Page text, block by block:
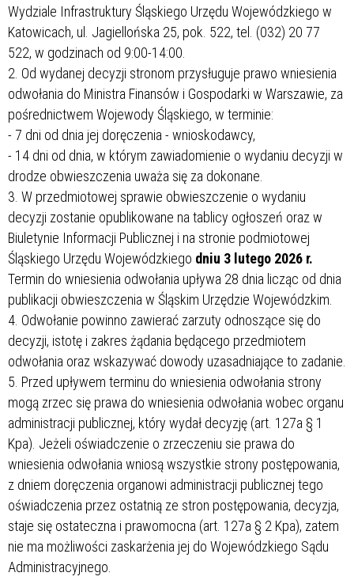
Wydziale Infrastruktury Śląskiego Urzędu Wojewódzkiego w
Katowicach, ul. Jagiellońska 25, pok. 522, tel. (032) 20 77
522, w godzinach od 9:00-14:00.
2. Od wydanej decyzji stronom przysługuje prawo wniesienia
odwołania do Ministra Finansów i Gospodarki w Warszawie, za
pośrednictwem Wojewody Śląskiego, w terminie:
- 7 dni od dnia jej doręczenia - wnioskodawcy,
- 14 dni od dnia, w którym zawiadomienie o wydaniu decyzji w
drodze obwieszczenia uważa się za dokonane.
3. W przedmiotowej sprawie obwieszczenie o wydaniu
decyzji zostanie opublikowane na tablicy ogłoszeń oraz w
Biuletynie Informacji Publicznej i na stronie podmiotowej
Śląskiego Urzędu Wojewódzkiego dniu 3 lutego 2026 r.
Termin do wniesienia odwołania upływa 28 dnia licząc od dnia
publikacji obwieszczenia w Śląskim Urzędzie Wojewódzkim.
4. Odwołanie powinno zawierać zarzuty odnoszące się do
decyzji, istotę i zakres żądania będącego przedmiotem
odwołania oraz wskazywać dowody uzasadniające to zadanie.
5. Przed upływem terminu do wniesienia odwołania strony
mogą zrzec się prawa do wniesienia odwołania wobec organu
administracji publicznej, który wydał decyzję (art. 127a § 1
Kpa). Jeżeli oświadczenie o zrzeczeniu sie prawa do
wniesienia odwołania wniosą wszystkie strony postępowania,
z dniem doręczenia organowi administracji publicznej tego
oświadczenia przez ostatnią ze stron postępowania, decyzja,
staje się ostateczna i prawomocna (art. 127a § 2 Kpa), zatem
nie ma możliwości zaskarżenia jej do Wojewódzkiego Sądu
Administracyjnego.